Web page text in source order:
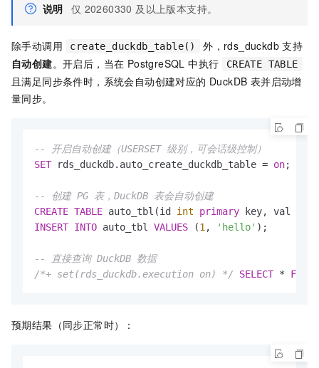
说明 仅 20260330 及以上版本支持。
除手动调用 create_duckdb_table()
外，rds_duckdb 支持
自动创建。开启后，当在 PostgreSQL 中执行 CREATE TABLE
且满足同步条件时，系统会自动创建对应的 DuckDB 表并启动增
量同步。
-- 开启自动创建（USERSET 级别，可会话级控制）
SET rds_duckdb.auto_create_duckdb_table = on;
-- 创建 PG 表，DuckDB 表会自动创建
CREATE TABLE auto_tbl(id int
primary
INSERT INTO auto_tbl VALUES (1 , 'hello' );
-- 直接查询 DuckDB 数据
/*+ set(rds_duckdb.execution on) */
SELECT * FROM
预期结果（同步正常时）：